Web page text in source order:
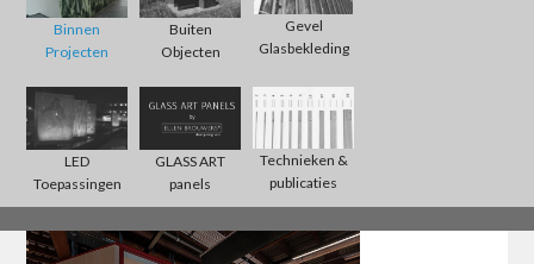
Binnen
Projecten
Buiten
Objecten
Gevel
Glasbekleding
LED
Toepassingen
GLASS ART
panels
Technieken &
publicaties